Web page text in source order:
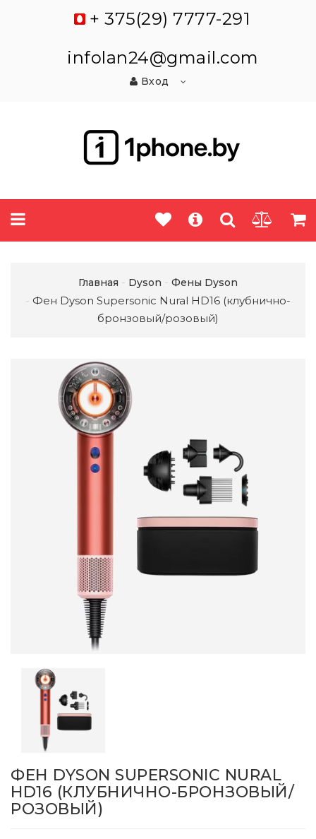
+ 375(29) 7777-291
infolan24@gmail.com
Вход
Главная Dyson Фены Dyson
Фен Dyson Supersonic Nural HD16 (клубнично-
бронзовый/розовый)
ФЕН DYSON SUPERSONIC NURAL
HD16 (КЛУБНИЧНО-БРОНЗОВЫЙ/
РОЗОВЫЙ)